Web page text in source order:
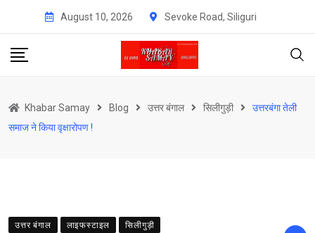
content
August 10, 2026 Sevoke Road, Siliguri
Khabar Samay Blog उत्तर बंगाल सिलीगुड़ी
उत्तरबंगा तेली
समाज ने किया वृक्षारोपण !
उत्तर बंगाल लाइफस्टाइल सिलीगुड़ी